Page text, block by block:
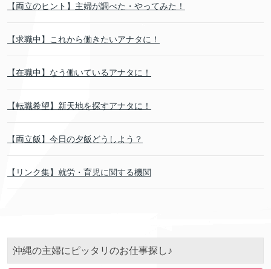
【両立のヒント】主婦が調べた・やってみた！
【求職中】これから働きたいアナタに！
【在職中】なう働いているアナタに！
【転職希望】新天地を探すアナタに！
【両立飯】今日の夕飯どうしよう？
【リンク集】就労・育児に関する機関
沖縄の主婦にピッタリのお仕事探し♪